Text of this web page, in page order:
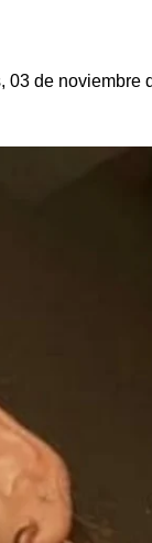
03 de noviembre